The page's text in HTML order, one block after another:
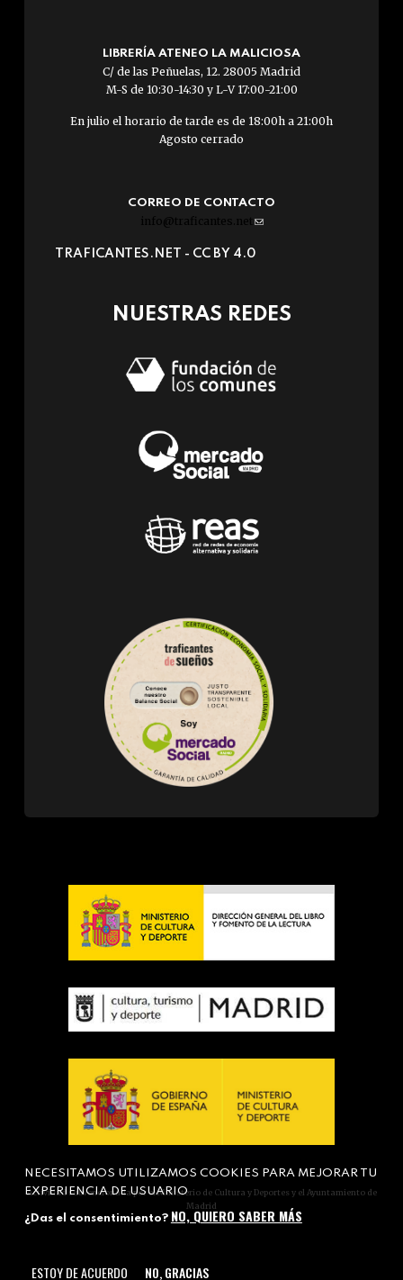
LIBRERÍA ATENEO LA MALICIOSA
C/ de las Peñuelas, 12. 28005 Madrid
M-S de 10:30-14:30 y L-V 17:00-21:00
En julio el horario de tarde es de 18:00h a 21:00h
Agosto cerrado
CORREO DE CONTACTO
info@traficantes.net (link
e-
TRAFICANTES.NET - CC BY 4.0
NUESTRAS REDES
Actividad subvencionada por el Ministerio de Cultura y Deportes y el Ayuntamiento de
Madrid
NECESITAMOS UTILIZAMOS COOKIES PARA MEJORAR TU
EXPERIENCIA DE USUARIO
¿Das el consentimiento? NO, QUIERO SABER MÁS
ESTOY DE ACUERDO NO, GRACIAS